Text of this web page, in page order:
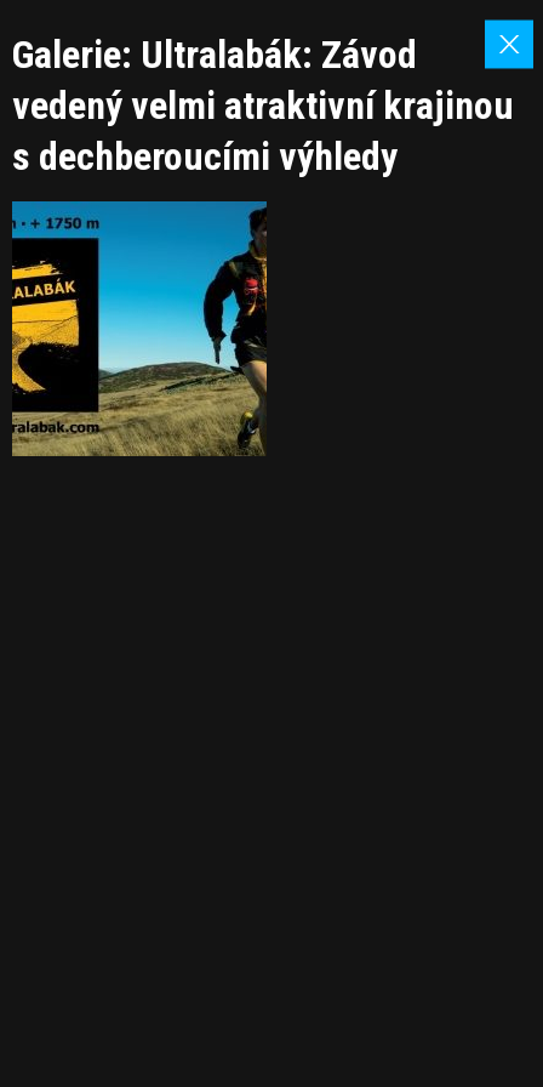
Galerie: Ultralabák: Závod
vedený velmi atraktivní krajinou
s dechberoucími výhledy